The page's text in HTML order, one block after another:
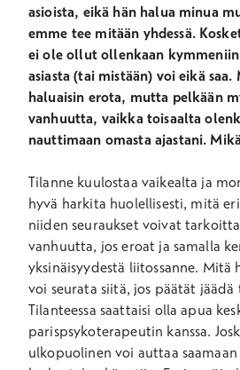
asioista, eikä hän halua minua
emme tee mitään yhdessä.
ei ole ollut ollenkaan kymmeniin
asiasta (tai mistään) voi eikä
haluaisin erota, mutta pelkään
vanhuutta, vaikka toisaalta
nauttimaan omasta ajastani.
Tilanne kuulostaa vaikealta ja
hyvä harkita huolellisesti, mitä
niiden seuraukset voivat
vanhuutta, jos eroat ja samalla
yksinäisyydestä liitossanne. Mitä
voi seurata siitä, jos päätät jäädä
Tilanteessa saattaisi olla apua
parispsykoterapeutin kanssa.
ulkopuolinen voi auttaa